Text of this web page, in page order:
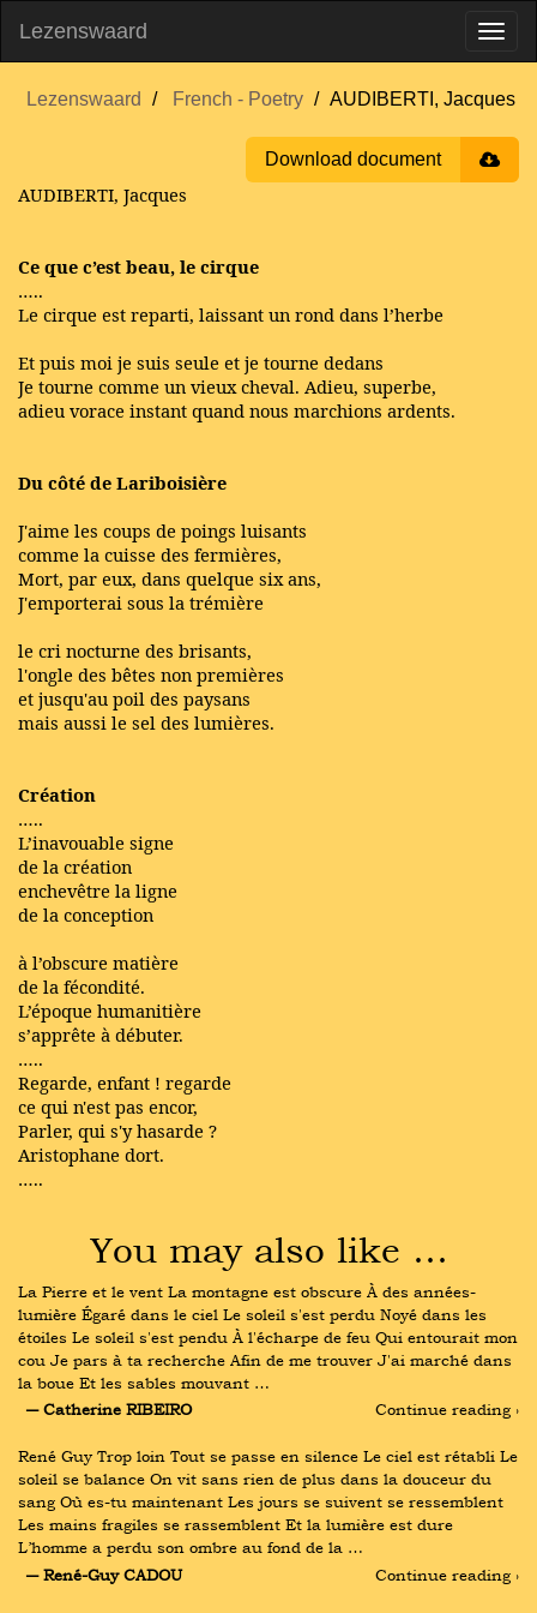
Lezenswaard
Lezenswaard French - Poetry AUDIBERTI, Jacques
Download document
AUDIBERTI, Jacques
Ce que c’est beau, le cirque
…..
Le cirque est reparti, laissant un rond dans l’herbe
Et puis moi je suis seule et je tourne dedans
Je tourne comme un vieux cheval. Adieu, superbe,
adieu vorace instant quand nous marchions ardents.
Du côté de Lariboisière
J'aime les coups de poings luisants
comme la cuisse des fermières,
Mort, par eux, dans quelque six ans,
J'emporterai sous la trémière
le cri nocturne des brisants,
l'ongle des bêtes non premières
et jusqu'au poil des paysans
mais aussi le sel des lumières.
Création
…..
L’inavouable signe
de la création
enchevêtre la ligne
de la conception
à l’obscure matière
de la fécondité.
L’époque humanitière
s’apprête à débuter.
…..
Regarde, enfant ! regarde
ce qui n'est pas encor,
Parler, qui s'y hasarde ?
Aristophane dort.
…..
You may also like …
La Pierre et le vent La montagne est obscure À des années-
lumière Égaré dans le ciel Le soleil s'est perdu Noyé dans les
étoiles Le soleil s'est pendu À l'écharpe de feu Qui entourait mon
cou Je pars à ta recherche Afin de me trouver J'ai marché dans
la boue Et les sables mouvant …
― Catherine RIBEIRO
Continue reading ›
René Guy Trop loin Tout se passe en silence Le ciel est rétabli Le
soleil se balance On vit sans rien de plus dans la douceur du
sang Où es-tu maintenant Les jours se suivent se ressemblent
Les mains fragiles se rassemblent Et la lumière est dure
L’homme a perdu son ombre au fond de la …
― René-Guy CADOU
Continue reading ›